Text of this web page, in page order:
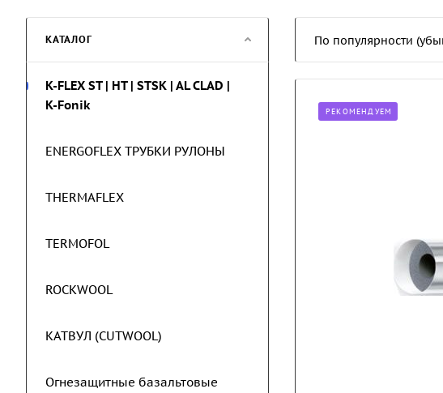
По популярности
РЕКОМЕНДУЕМ
КАТАЛОГ
K-FLEX ST | HT | STSK | AL CLAD |
K-Fonik
ENERGOFLEX ТРУБКИ РУЛОНЫ
THERMAFLEX
TERMOFOL
ROCKWOOL
КАТВУЛ (CUTWOOL)
Огнезащитные базальтовые